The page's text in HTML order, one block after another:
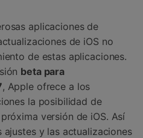
aplicaciones de
de iOS no
de estas aplicaciones.
beta para
, Apple ofrece a los
la posibilidad de
versión de iOS.󠀲󠀡󠀡󠀦󠀤󠀠󠀢󠀢󠀠󠀳󠀰 Así
y las actualizaciones